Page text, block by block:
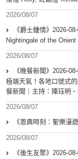
2026/08/07
《爵士鍾情》2026-
Nightingale of the
2026/08/07
《晚餐新聞》2026-
極端天氣！各地口號式
餐新聞｜主持：陳珏明、
2026/08/07
《恩典時刻：聖樂漫
2026/08/07
《後生友聚》2026-